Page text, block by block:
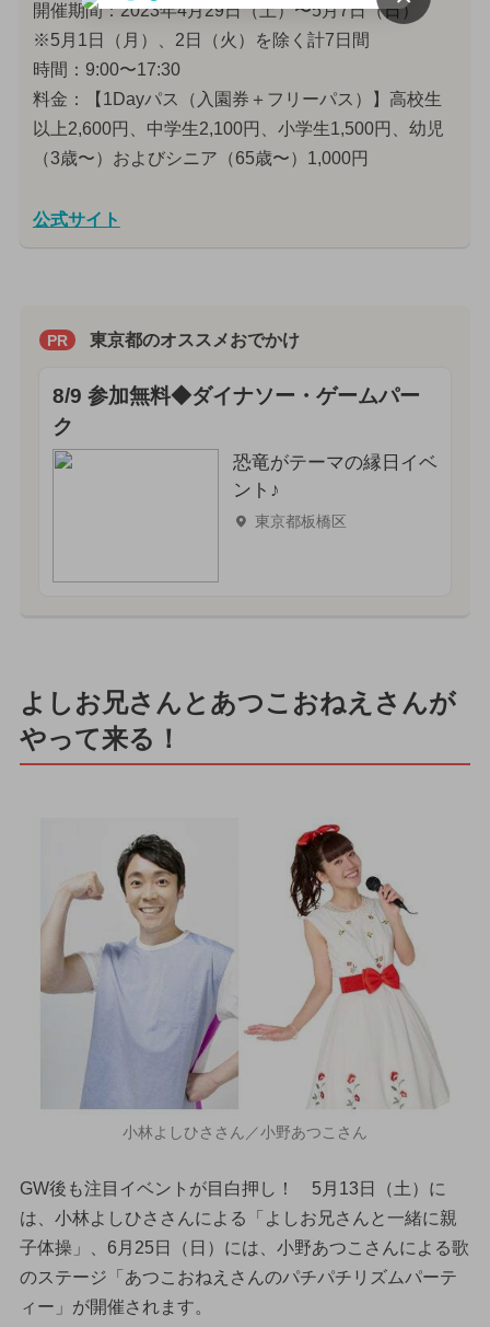
開催期間：2023年4月29日（土）〜5月7日（日）
※5月1日（月）、2日（火）を除く計7日間
時間：9:00〜17:30
料金：【1Dayパス（入園券＋フリーパス）】高校生
以上2,600円、中学生2,100円、小学生1,500円、幼児
（3歳〜）およびシニア（65歳〜）1,000円
公式サイト
PR 東京都のオススメおでかけ
8/9 参加無料◆ダイナソー・ゲームパー
ク
恐竜がテーマの縁日イベ
ント♪
東京都板橋区
よしお兄さんとあつこおねえさんが
やって来る！
小林よしひささん／小野あつこさん
GW後も注目イベントが目白押し！ 5月13日（土）に
は、小林よしひささんによる「よしお兄さんと一緒に親
子体操」、6月25日（日）には、小野あつこさんによる歌
のステージ「あつこおねえさんのパチパチリズムパーテ
ィー」が開催されます。